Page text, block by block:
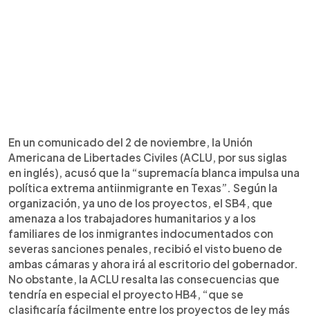
En un comunicado del 2 de noviembre, la Unión
Americana de Libertades Civiles (ACLU, por sus siglas
en inglés), acusó que la “supremacía blanca impulsa una
política extrema antiinmigrante en Texas”. Según la
organización, ya uno de los proyectos, el SB4, que
amenaza a los trabajadores humanitarios y a los
familiares de los inmigrantes indocumentados con
severas sanciones penales, recibió el visto bueno de
ambas cámaras y ahora irá al escritorio del gobernador.
No obstante, la ACLU resalta las consecuencias que
tendría en especial el proyecto HB4, “que se
clasificaría fácilmente entre los proyectos de ley más